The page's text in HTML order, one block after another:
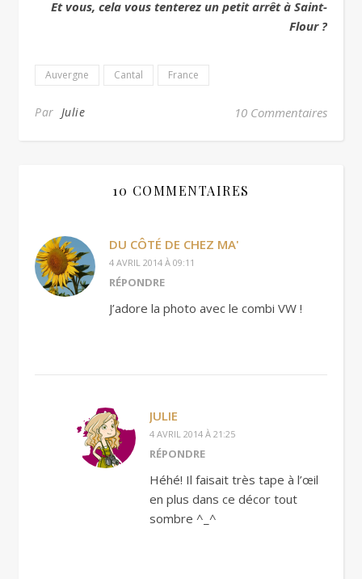
Et vous, cela vous tenterez un petit arrêt à Saint-
Flour ?
Auvergne Cantal France
Par Julie 10 Commentaires
10 COMMENTAIRES
DU CÔTÉ DE CHEZ MA'
4 AVRIL 2014 À 09:11
RÉPONDRE
J’adore la photo avec le combi VW !
JULIE
4 AVRIL 2014 À 21:25
RÉPONDRE
Héhé! Il faisait très tape à l’œil
en plus dans ce décor tout
sombre ^_^